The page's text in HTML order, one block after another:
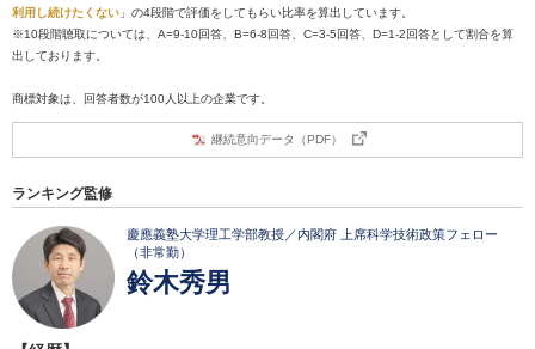
利用し続けたくない 」の4段階で評価をしてもらい比率を算出しています。
※10段階聴取については、A=9-10回答、B=6-8回答、C=3-5回答、D=1-2回答として割合を算
出しております。
商標対象は、回答者数が100人以上の企業です。
継続意向データ（PDF）
ランキング監修
慶應義塾大学理工学部教授／内閣府 上席科学技術政策フェロー
（非常勤）
鈴木秀男